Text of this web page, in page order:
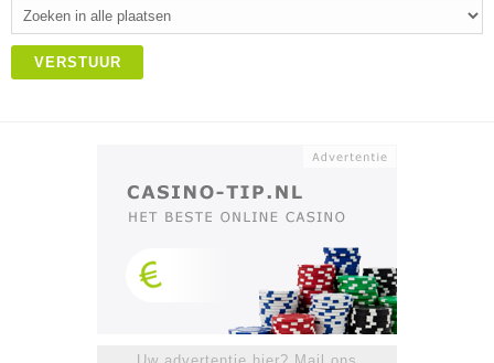
VERSTUUR